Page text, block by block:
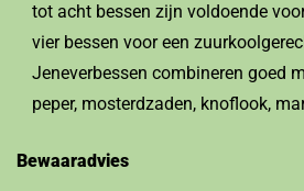
tot acht bessen zijn voldoende
vier bessen voor een
Jeneverbessen combineren goed
peper, mosterdzaden, knoflook,
Bewaaradvies